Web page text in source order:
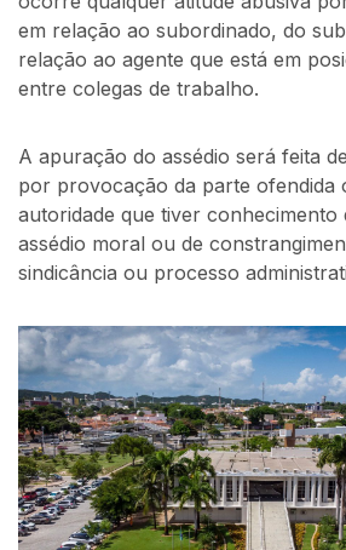
em relação ao subordinado, do
relação ao agente que está em
entre colegas de trabalho.
A apuração do assédio será feita
por provocação da parte ofendida
autoridade que tiver conhecimento
assédio moral ou de
sindicância ou processo